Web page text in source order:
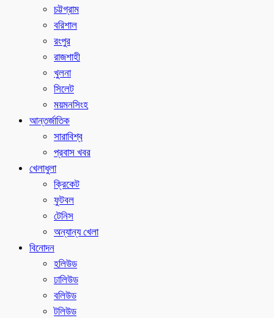
চট্টগ্রাম
বরিশাল
রংপুর
রাজশাহী
খুলনা
সিলেট
ময়মনসিংহ
আন্তর্জাতিক
সারাবিশ্ব
প্রবাস খবর
খেলাধুলা
ক্রিকেট
ফুটবল
টেনিস
অন্যান্য খেলা
বিনোদন
হলিউড
ঢালিউড
বলিউড
টলিউড